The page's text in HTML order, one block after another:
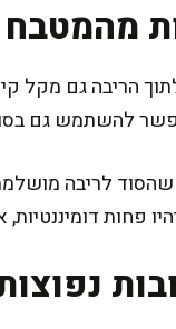
הריבה גם מקל
להשתמש גם
לריבה
פחות